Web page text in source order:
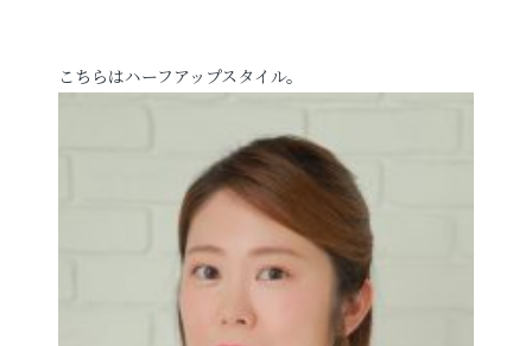
こちらはハーフアップスタイル。